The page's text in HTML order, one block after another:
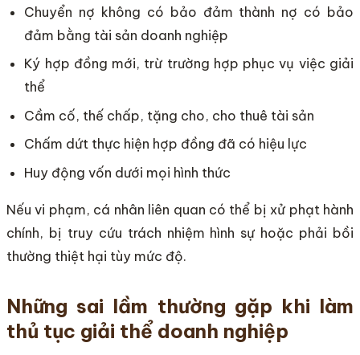
Chuyển nợ không có bảo đảm thành nợ có bảo
đảm bằng tài sản doanh nghiệp
Ký hợp đồng mới, trừ trường hợp phục vụ việc giải
thể
Cầm cố, thế chấp, tặng cho, cho thuê tài sản
Chấm dứt thực hiện hợp đồng đã có hiệu lực
Huy động vốn dưới mọi hình thức
Nếu vi phạm, cá nhân liên quan có thể bị xử phạt hành
chính, bị truy cứu trách nhiệm hình sự hoặc phải bồi
thường thiệt hại tùy mức độ.
Những sai lầm thường gặp khi làm
thủ tục giải thể doanh nghiệp